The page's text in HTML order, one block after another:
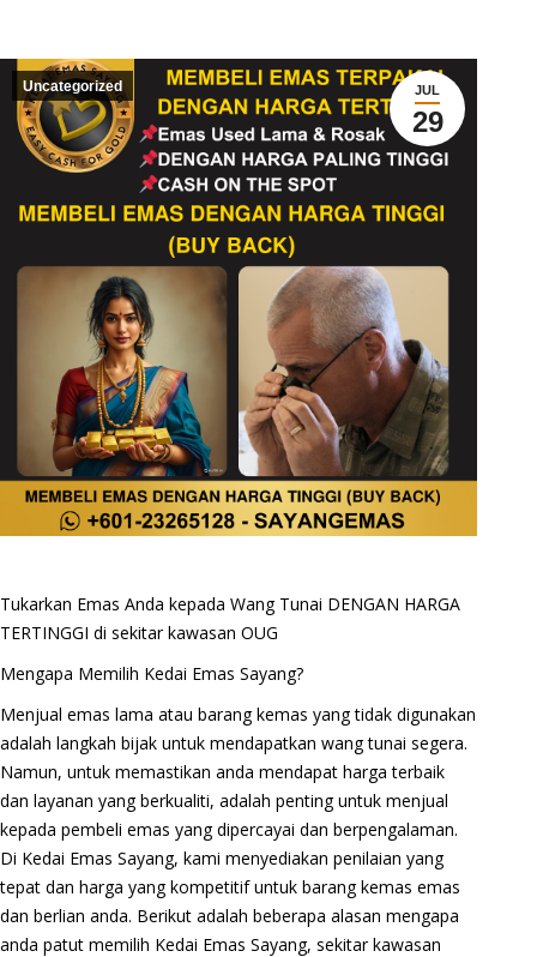
JUL
29
Uncategorized
Tukarkan Emas Anda kepada Wang Tunai DENGAN HARGA
TERTINGGI di sekitar kawasan OUG
Mengapa Memilih Kedai Emas Sayang?
Menjual emas lama atau barang kemas yang tidak digunakan
adalah langkah bijak untuk mendapatkan wang tunai segera.
Namun, untuk memastikan anda mendapat harga terbaik
dan layanan yang berkualiti, adalah penting untuk menjual
kepada pembeli emas yang dipercayai dan berpengalaman.
Di Kedai Emas Sayang, kami menyediakan penilaian yang
tepat dan harga yang kompetitif untuk barang kemas emas
dan berlian anda. Berikut adalah beberapa alasan mengapa
anda patut memilih Kedai Emas Sayang, sekitar kawasan